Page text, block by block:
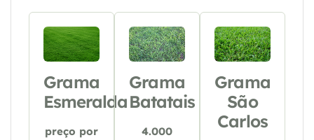
Grama
Esmeralda
preço por
Grama
Batatais
4.000
Grama
São
Carlos